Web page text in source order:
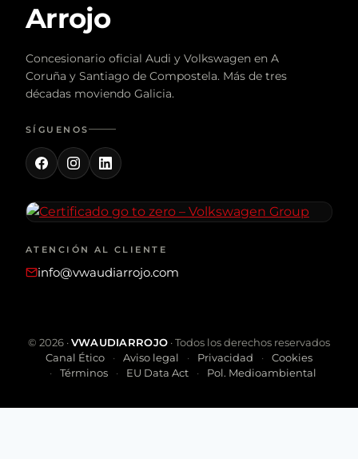
Arrojo
Concesionario oficial Audi y Volkswagen en A
Coruña y Santiago de Compostela. Más de tres
décadas moviendo Galicia.
SÍGUENOS
ATENCIÓN AL CLIENTE
info@vwaudiarrojo.com
© 2026·VWAUDIARROJO · Todos los derechos reservados
Canal Ético
Aviso legal Privacidad
Cookies
Términos
EU Data Act Pol. Medioambiental